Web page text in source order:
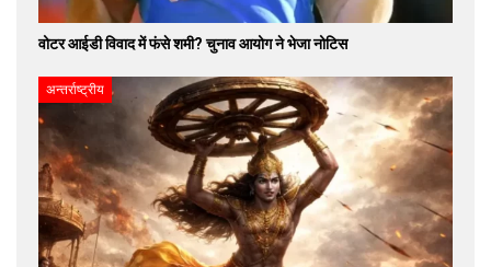
वोटर आईडी विवाद में फंसे शमी? चुनाव आयोग ने भेजा नोटिस
अन्तर्राष्ट्रीय